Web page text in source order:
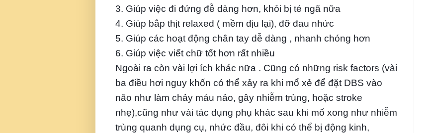
3. Giúp việc đi đứng đễ dàng hơn, khỏi bị té ngã nữa
4. Giúp bắp thịt relaxed ( mềm dịu lại), đỡ đau nhức
5. Giúp các hoạt động chân tay dễ dàng , nhanh chóng hơn
6. Giúp việc viết chữ tốt hơn rất nhiều
Ngoài ra còn vài lợi ích khác nữa . Cũng có những risk factors (vài
ba điều hơi nguy khốn có thể xảy ra khi mổ xẻ để đặt DBS vào
não như làm chảy máu nảo, gây nhiễm trùng, hoặc stroke
nhẹ),cũng như vài tác dụng phụ khác sau khi mổ xong như nhiễm
trùng quanh dụng cụ, nhức đầu, đôi khi có thể bị động kinh,